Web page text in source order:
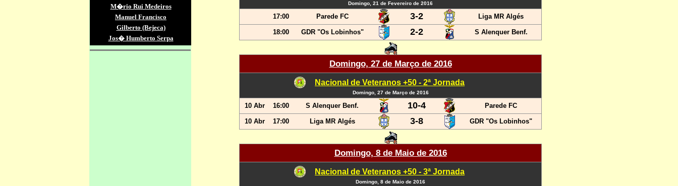
Domingo, 21 de Fevereiro de 2016
17:00 Parede FC 3-2 Liga MR Algés
18:00 GDR "Os Lobinhos" 2-2 S Alenquer Benf.
Domingo, 27 de Março de 2016
Nacional de Veteranos +50 - 2ª Jornada
Domingo, 27 de Março de 2016
10 Abr 16:00 S Alenquer Benf. 10-4 Parede FC
10 Abr 17:00 Liga MR Algés 3-8 GDR "Os Lobinhos"
Domingo, 8 de Maio de 2016
Nacional de Veteranos +50 - 3ª Jornada
Domingo, 8 de Maio de 2016